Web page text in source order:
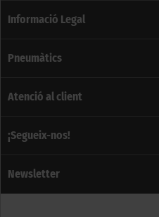
Informació Legal
Pneumàtics
Atenció al client
¡Segueix-nos!
Newsletter